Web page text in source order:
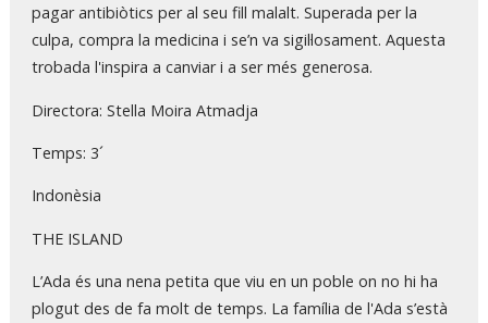
pagar antibiòtics per al seu fill malalt. Superada per la
culpa, compra la medicina i se’n va sigil·losament. Aquesta
trobada l'inspira a canviar i a ser més generosa.
Directora: Stella Moira Atmadja
Temps: 3´
Indonèsia
THE ISLAND
L’Ada és una nena petita que viu en un poble on no hi ha
plogut des de fa molt de temps. La família de l'Ada s’està